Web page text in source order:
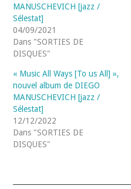
MANUSCHEVICH [jazz /
Sélestat]
04/09/2021
Dans "SORTIES DE
DISQUES"
« Music All Ways [To us All] »,
nouvel album de DIEGO
MANUSCHEVICH [jazz /
Sélestat]
12/12/2022
Dans "SORTIES DE
DISQUES"